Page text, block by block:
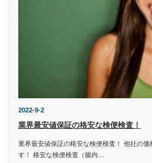
2022-9-2
業界最安値保証の格安な検便検査！
業界最安値保証の格安な検便検査！ 他社の
す！ 格安な検便検査（腸内…